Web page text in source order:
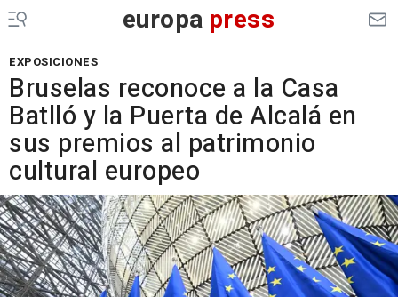
europa press
EXPOSICIONES
Bruselas reconoce a la Casa
Batlló y la Puerta de Alcalá en
sus premios al patrimonio
cultural europeo